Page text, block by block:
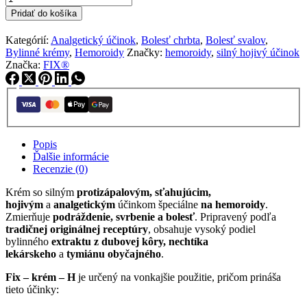
Fix
-
krém
-
H
Pridať do košíka
Kategórií: Analgetický účinok, Bolesť chrbta, Bolesť svalov,
Bylinné krémy, Hemoroidy Značky: hemoroidy, silný hojivý účinok
Značka: FIX®
Popis
Ďalšie informácie
Recenzie (0)
Krém so silným protizápalovým, sťahujúcim,
hojivým a analgetickým účinkom špeciálne na hemoroidy.
Zmierňuje podráždenie, svrbenie a bolesť. Pripravený podľa
tradičnej originálnej receptúry, obsahuje vysoký podiel
bylinného extraktu z dubovej kôry, nechtíka
lekárskeho a tymiánu obyčajného.
Fix – krém – Hje určený na vonkajšie použitie, pričom prináša
tieto účinky: